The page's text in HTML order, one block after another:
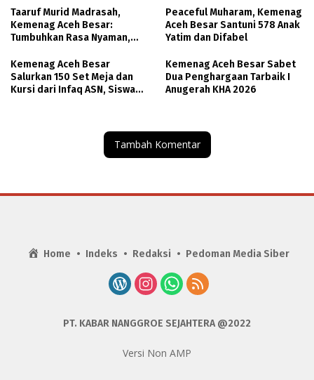
Taaruf Murid Madrasah,
Kemenag Aceh Besar:
Tumbuhkan Rasa Nyaman,
Peaceful Muharam, Kemenag
Aceh Besar Santuni 578 Anak
Yatim dan Difabel
Kemenag Aceh Besar
Salurkan 150 Set Meja dan
Kursi dari Infaq ASN, Siswa
Kemenag Aceh Besar Sabet
Dua Penghargaan Tarbaik I
Anugerah KHA 2026
Tambah Komentar
Home Indeks Redaksi Pedoman Media Siber
PT. KABAR NANGGROE SEJAHTERA @2022
Versi Non AMP